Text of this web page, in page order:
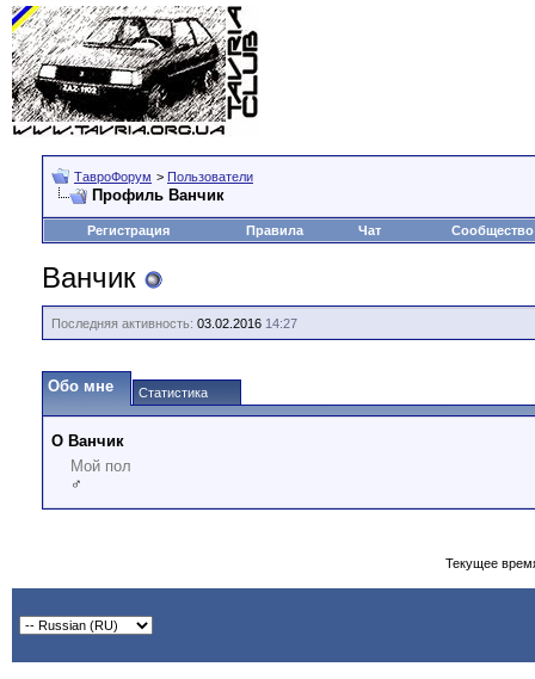
ТавроФорум > Пользователи
Профиль Ванчик
Регистрация Правила Чат Сообщество
Ванчик
Последняя активность: 03.02.2016 14:27
Обо мне Статистика
О Ванчик
Мой пол
♂
Текущее